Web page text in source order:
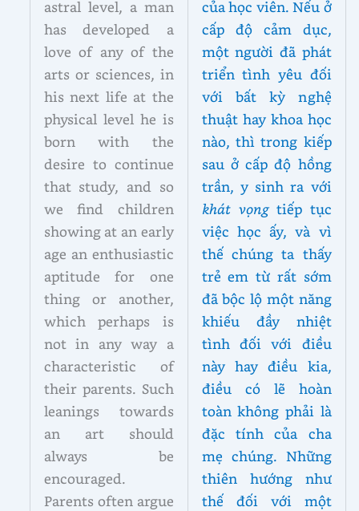
astral level, a man
has developed a
love of any of the
arts or sciences, in
his next life at the
physical level he is
born with the
desire to continue
that study, and so
we find children
showing at an early
age an enthusiastic
aptitude for one
thing or another,
which perhaps is
not in any way a
characteristic of
their parents. Such
leanings towards
an art should
always be
encouraged.
Parents often argue
của học viên. Nếu ở
cấp độ cảm dục,
một người đã phát
triển tình yêu đối
với bất kỳ nghệ
thuật hay khoa học
nào, thì trong kiếp
sau ở cấp độ hồng
trần, y sinh ra với
khát vọngtiếp tục
việc học ấy, và vì
thế chúng ta thấy
trẻ em từ rất sớm
đã bộc lộ một năng
khiếu đầy nhiệt
tình đối với điều
này hay điều kia,
điều có lẽ hoàn
toàn không phải là
đặc tính của cha
mẹ chúng. Những
thiên hướng như
thế đối với một